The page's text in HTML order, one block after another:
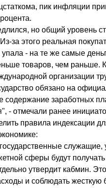
пик инфляции
но общий уровень
за этого реальная
упала - на те же самые
товаров, чем раньше.
организации
обязано на
содержание заработных
- отмечали ранее
правила индексации
служащие,
сферы будут
утвердит кабмин.
и соблюдать